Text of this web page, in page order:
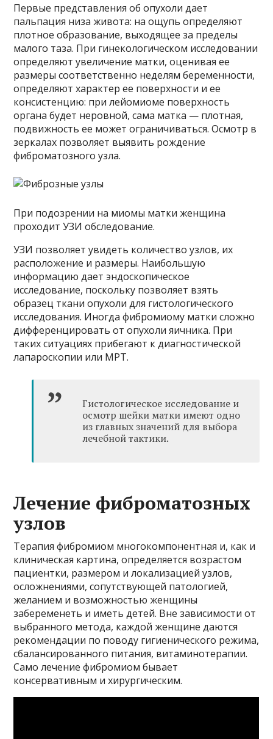
Первые представления об опухоли дает
пальпация низа живота: на ощупь определяют
плотное образование, выходящее за пределы
малого таза. При гинекологическом исследовании
определяют увеличение матки, оценивая ее
размеры соответственно неделям беременности,
определяют характер ее поверхности и ее
консистенцию: при лейомиоме поверхность
органа будет неровной, сама матка — плотная,
подвижность ее может ограничиваться. Осмотр в
зеркалах позволяет выявить рождение
фиброматозного узла.
При подозрении на миомы матки женщина
проходит УЗИ обследование.
УЗИ позволяет увидеть количество узлов, их
расположение и размеры. Наибольшую
информацию дает эндоскопическое
исследование, поскольку позволяет взять
образец ткани опухоли для гистологического
исследования. Иногда фибромиому матки сложно
дифференцировать от опухоли яичника. При
таких ситуациях прибегают к диагностической
лапароскопии или МРТ.
Гистологическое исследование и
осмотр шейки матки имеют одно
из главных значений для выбора
лечебной тактики.
Лечение фиброматозных
узлов
Терапия фибромиом многокомпонентная и, как и
клиническая картина, определяется возрастом
пациентки, размером и локализацией узлов,
осложнениями, сопутствующей патологией,
желанием и возможностью женщины
забеременеть и иметь детей. Вне зависимости от
выбранного метода, каждой женщине даются
рекомендации по поводу гигиенического режима,
сбалансированного питания, витаминотерапии.
Само лечение фибромиом бывает
консервативным и хирургическим.